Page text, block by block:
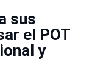
sus
el POT
y